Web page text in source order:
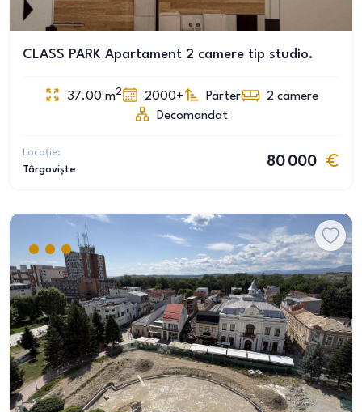
CLASS PARK Apartament 2 camere tip studio.
37.00 m2 2000+ Parter 2 camere
Decomandat
Locație:
Târgoviște
80 000